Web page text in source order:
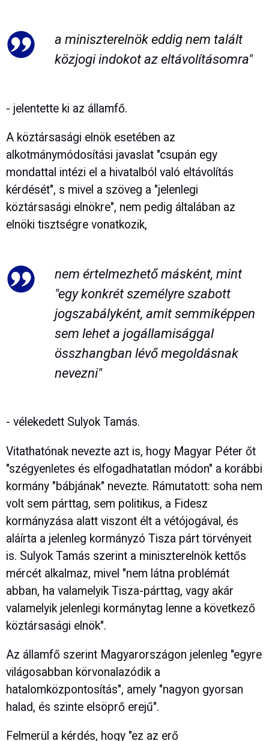
a miniszterelnök eddig nem talált
közjogi indokot az eltávolításomra"
- jelentette ki az államfő.
A köztársasági elnök esetében az
alkotmánymódosítási javaslat "csupán egy
mondattal intézi el a hivatalból való eltávolítás
kérdését", s mivel a szöveg a "jelenlegi
köztársasági elnökre", nem pedig általában az
elnöki tisztségre vonatkozik,
nem értelmezhető másként, mint
"egy konkrét személyre szabott
jogszabályként, amit semmiképpen
sem lehet a jogállamisággal
összhangban lévő megoldásnak
nevezni"
- vélekedett Sulyok Tamás.
Vitathatónak nevezte azt is, hogy Magyar Péter őt
"szégyenletes és elfogadhatatlan módon" a korábbi
kormány "bábjának" nevezte. Rámutatott: soha nem
volt sem párttag, sem politikus, a Fidesz
kormányzása alatt viszont élt a vétójogával, és
aláírta a jelenleg kormányzó Tisza párt törvényeit
is. Sulyok Tamás szerint a miniszterelnök kettős
mércét alkalmaz, mivel "nem látna problémát
abban, ha valamelyik Tisza-párttag, vagy akár
valamelyik jelenlegi kormánytag lenne a következő
köztársasági elnök".
Az államfő szerint Magyarországon jelenleg "egyre
világosabban körvonalazódik a
hatalomközpontosítás", amely "nagyon gyorsan
halad, és szinte elsöprő erejű".
Felmerül a kérdés, hogy "ez az erő